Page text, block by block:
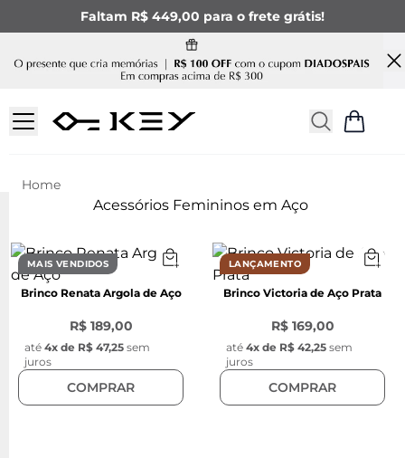
Faltam R$ 449,00 para o frete grátis!
Acessórios Femininos em Aço
MAIS VENDIDOS
Brinco Renata Argola de Aço
R$ 189,00
até 4x de R$ 47,25 sem
juros
COMPRAR
LANÇAMENTO
Brinco Victoria de Aço Prata
R$ 169,00
até 4x de R$ 42,25 sem
juros
COMPRAR